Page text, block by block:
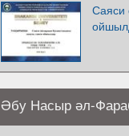
Саяси
Әбу Насыр әл-